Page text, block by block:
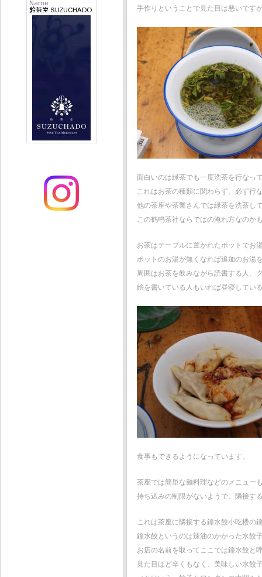
手作りということで見た目は悪いです
面白いのは緑茶でも一度洗茶を行なっ
これはお茶の種類に関わらず、必ず行
他の茶座や茶業さんでは緑茶を洗茶し
この鹤鸣茶社ならではの淹れ方なのか
お茶はテーブルに置かれたポットでお
ポットのお湯が無くなれば追加のお湯
周囲はお茶を飲みながら読書する人、
絵を書いている人もいれば昼寝してい
食事もできるようになっています。
茶座では簡単な麺料理などのメニュー
持ち込みの制限がないようで、隣接す
これは茶座に隣接する鐘水餃小吃楼の
鐘水餃というのは辣油のかかった水餃
お店の名前を取ってここでは鐘水餃と
見た目ほど辛くもなく、美味しい水餃